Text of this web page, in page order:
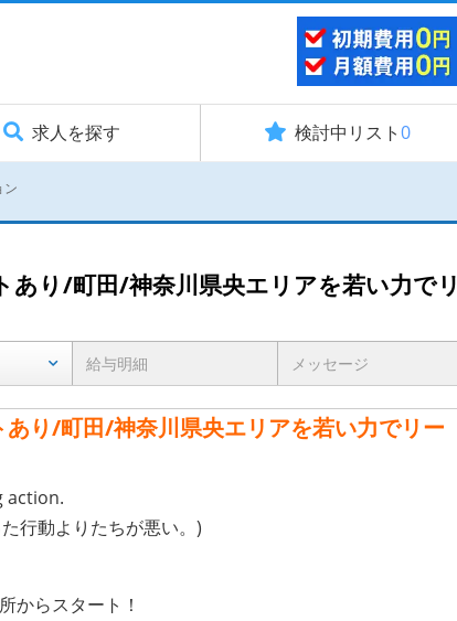
求人を探す 検討中リスト0
ン
り/町田/神奈川県央エリアを若い力でリ
給与明細 メッセージ
り/町田/神奈川県央エリアを若い力でリー
action.
行動よりたちが悪い。)
からスタート！